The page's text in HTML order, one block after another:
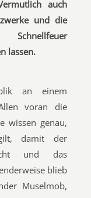
auch
und die
lassen.
an einem
voran die
wissen genau,
damit der
und das
blieb
Muselmob,